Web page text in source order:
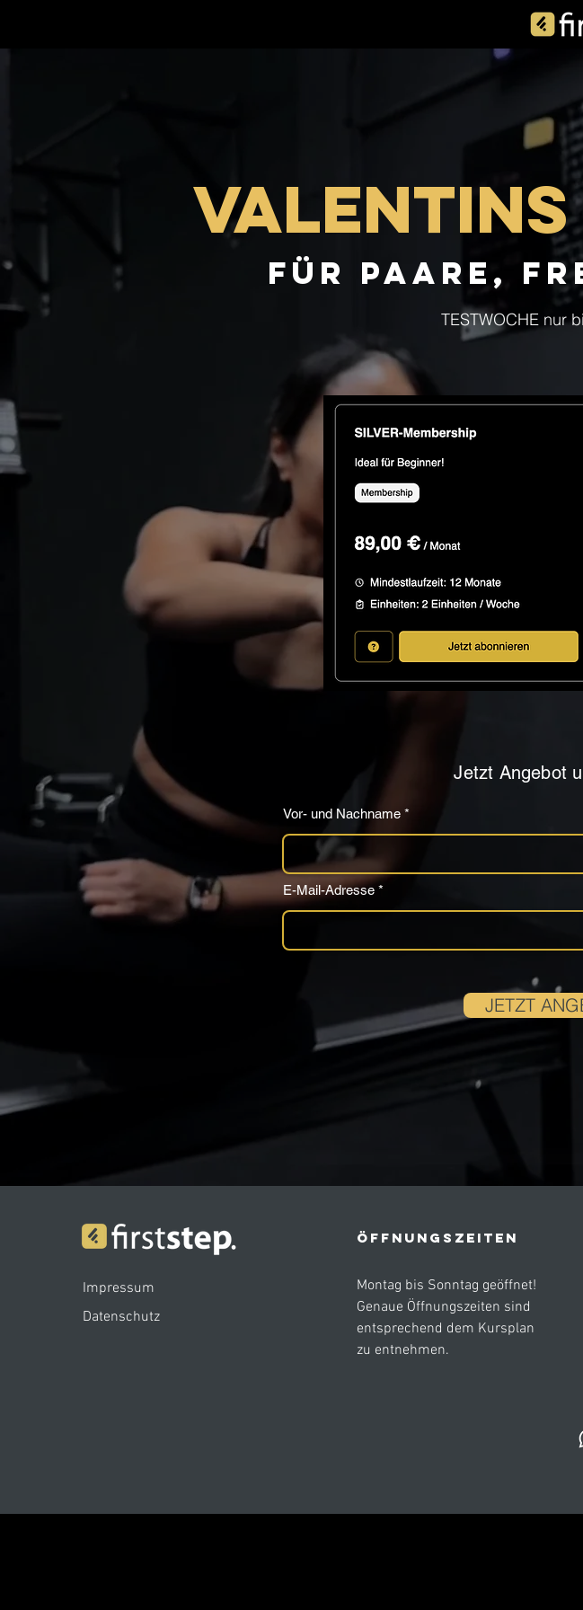
für paare,
TESTWOCHE nur
Jetzt Angebot
Vor- und Nachname
E-Mail-Adresse
JETZT
Impressum
Datenschutz
ÖFFNUNGSZEITEN
Montag bis Sonntag geöffnet!
Genaue Öffnungszeiten sind
entsprechend dem Kursplan
zu entnehmen.